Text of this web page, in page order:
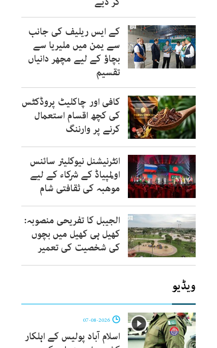
کے ایس ریلیف کی جانب
سے یمن میں ملیریا سے
بچاؤ کے لیے مچھر دانیاں
تقسیم
کافی اور چاکلیٹ پروڈکٹس
کی کچھ اقسام استعمال
کرنے پر وارننگ
انٹرنیشنل نیوکلیئر سائنس
اولمپیاڈ کے شرکاء کے لیے
موھبہ کی ثقافتی شام
الجیبل کا تفریحی منصوبہ:
کھیل ہی کھیل میں بچوں
کی شخصیت کی تعمیر
ویڈیو
اسلام آباد پولیس کے اہلکار